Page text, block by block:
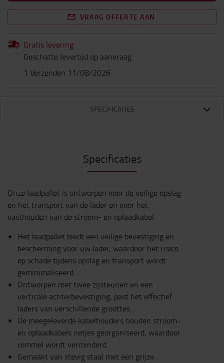
VRAAG OFFERTE AAN
Gratis levering
Geschatte levertijd op aanvraag.
1 Verzenden 11/08/2026
SPECIFICATIES
Specificaties
Onze laadpallet is ontworpen voor de veilige opslag
en het transport van de lader en voor het
vasthouden van de stroom- en oplaadkabel.
Het laadpallet biedt een veilige bevestiging en
bescherming voor uw lader, waardoor het risico
op schade tijdens opslag en transport wordt
geminimaliseerd.
Ontworpen met twee zijsteunen en een
verticale achterbevestiging, past het effectief
laders van verschillende groottes.
De meegeleverde kabelhouders houden stroom-
en oplaadkabels netjes georganiseerd, waardoor
rommel wordt verminderd.
Gemaakt van stevig staal met een grijze